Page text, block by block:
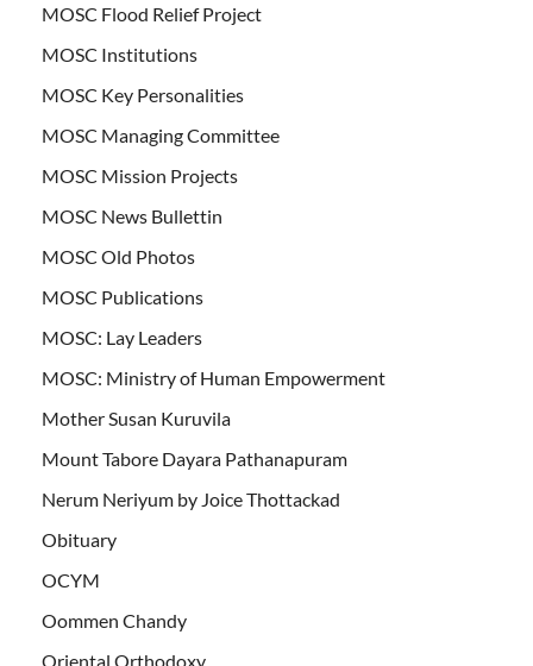
MOSC Flood Relief Project
MOSC Institutions
MOSC Key Personalities
MOSC Managing Committee
MOSC Mission Projects
MOSC News Bullettin
MOSC Old Photos
MOSC Publications
MOSC: Lay Leaders
MOSC: Ministry of Human Empowerment
Mother Susan Kuruvila
Mount Tabore Dayara Pathanapuram
Nerum Neriyum by Joice Thottackad
Obituary
OCYM
Oommen Chandy
Oriental Orthodoxy